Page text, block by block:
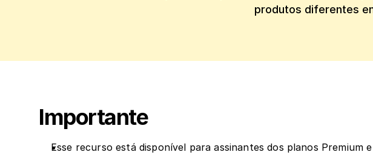
produtos diferentes
Importante
Esse recurso está disponível para assinantes dos planos Premium